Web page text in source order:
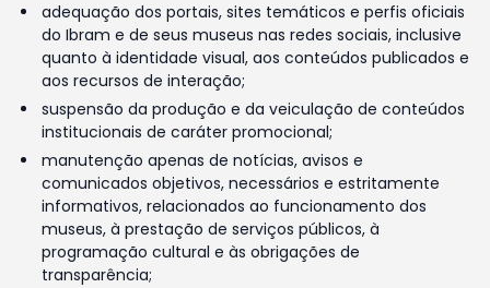
adequação dos portais, sites temáticos e perfis oficiais
do Ibram e de seus museus nas redes sociais, inclusive
quanto à identidade visual, aos conteúdos publicados e
aos recursos de interação;
suspensão da produção e da veiculação de conteúdos
institucionais de caráter promocional;
manutenção apenas de notícias, avisos e
comunicados objetivos, necessários e estritamente
informativos, relacionados ao funcionamento dos
museus, à prestação de serviços públicos, à
programação cultural e às obrigações de
transparência;